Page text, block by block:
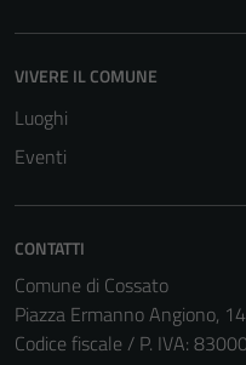
VIVERE IL COMUNE
Luoghi
Eventi
CONTATTI
Comune di Cossato
Piazza Ermanno Angiono,
Codice fiscale / P. IVA: